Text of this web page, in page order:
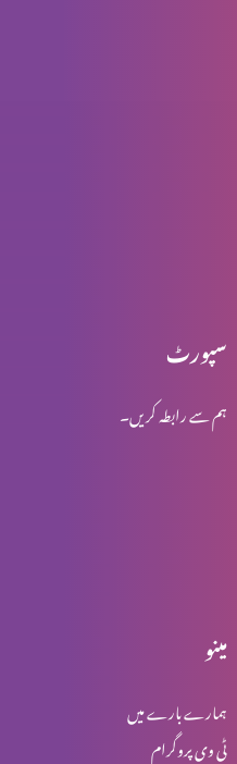
سپورٹ
ہم سے رابطہ کریں۔
مینو
ہمارے بارے میں
ٹی وی پروگرام